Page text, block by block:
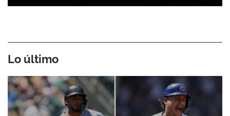
Lo último